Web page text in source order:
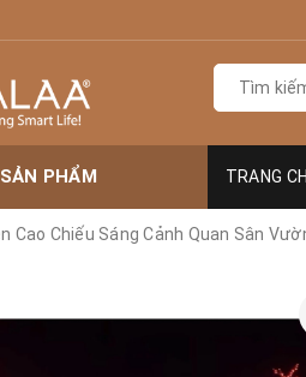
PHẨM TRANG
Cao Chiếu Sáng Cảnh Quan Sân